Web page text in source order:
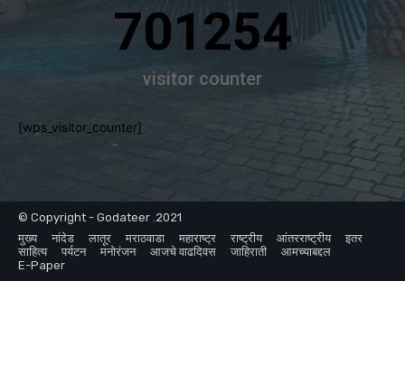
701254
visitor counter
[wps_visitor_counter]
© Copyright - Godateer .2021
मुख्य
नांदेड लातूर मराठवाडा महाराष्ट्र राष्ट्रीय आंतरराष्ट्रीय
इतर
साहित्य
पर्यटन मनोरंजन आजचे वाढदिवस जाहिराती
आमच्याबद्दल
E-Paper